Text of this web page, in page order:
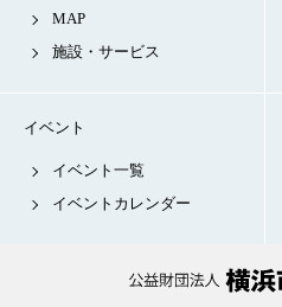
MAP
施設・サービス
イベント
イベント一覧
イベントカレンダー